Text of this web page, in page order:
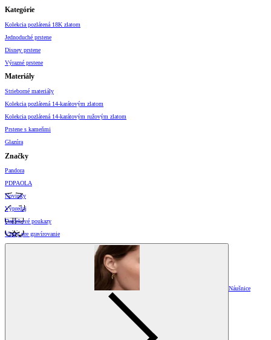
Kategórie
Kolekcia pozlátená 18K zlatom
Jednoduché prstene
Disney prstene
Výrazné prstene
Materiály
Strieborné materiály
Kolekcia pozlátená 14-karátovým zlatom
Kolekcia pozlátená 14-karátovým ružovým zlatom
Prstene s kameňmi
Glazúra
Značky
Pandora
PDPAOLA
Novinky
Výpredaj
Darčekové poukazy
Vzory pre gravírovanie
Náušnice